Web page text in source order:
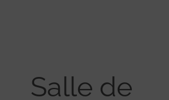
Salle de